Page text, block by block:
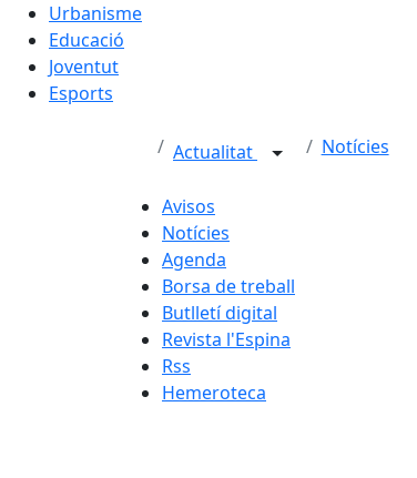
Urbanisme
Educació
Joventut
Esports
Actualitat Notícies
Avisos
Notícies
Agenda
Borsa de treball
Butlletí digital
Revista l'Espina
Rss
Hemeroteca